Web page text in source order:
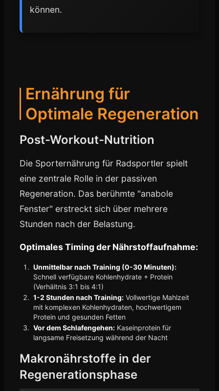
können.
Ernährung für
Optimale Regeneration
Post-Workout-Nutrition
Die Sporternährung für Radsportler spielt
eine zentrale Rolle in der passiven
Regeneration. Das berühmte "anabole
Fenster" erstreckt sich über mehrere
Stunden nach der Belastung.
Optimales Timing der Nährstoffaufnahme:
Unmittelbar nach Training (0-30 Minuten):
Schnell verfügbare Kohlenhydrate + Protein
(Verhältnis 3:1 bis 4:1)
1-2 Stunden nach Training: Vollwertige Mahlzeit
mit komplexen Kohlenhydraten, hochwertigem
Protein und gesunden Fetten
Vor dem Schlafengehen: Kaseinprotein für
langsame Freisetzung während der Nacht
Makronährstoffe in der
Regenerationsphase